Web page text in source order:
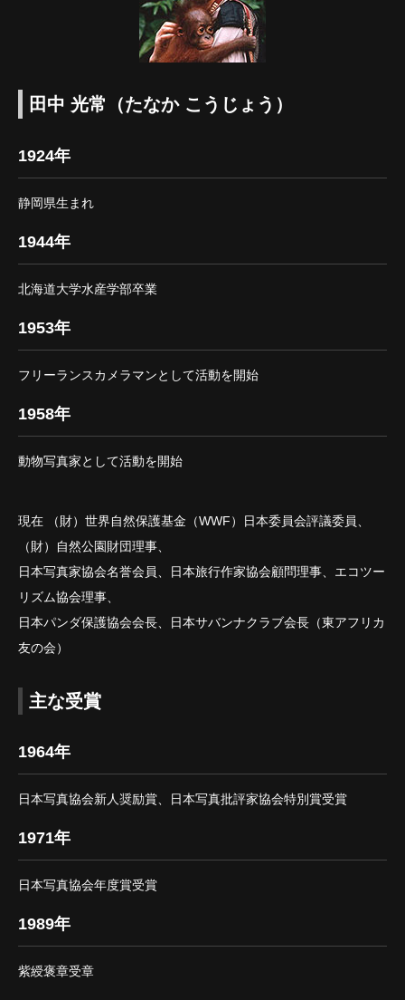
田中 光常（たなか こうじょう）
1924年
静岡県生まれ
1944年
北海道大学水産学部卒業
1953年
フリーランスカメラマンとして活動を開始
1958年
動物写真家として活動を開始
現在 （財）世界自然保護基金（WWF）日本委員会評議委員、
（財）自然公園財団理事、
日本写真家協会名誉会員、日本旅行作家協会顧問理事、エコツー
リズム協会理事、
日本パンダ保護協会会長、日本サバンナクラブ会長（東アフリカ
友の会）
主な受賞
1964年
日本写真協会新人奨励賞、日本写真批評家協会特別賞受賞
1971年
日本写真協会年度賞受賞
1989年
紫綬褒章受章